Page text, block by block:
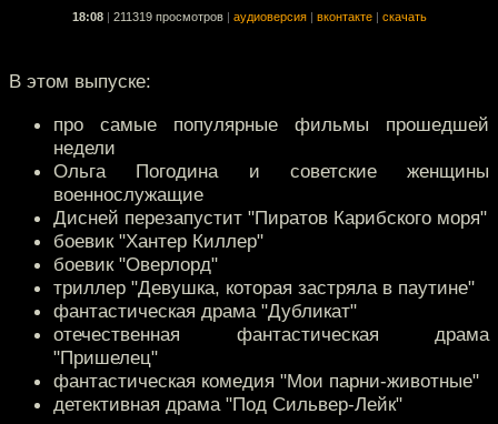
18:08 211319 просмотров аудиоверсия вконтакте скачать
В этом выпуске:
про самые популярные фильмы прошедшей
недели
Ольга Погодина и советские женщины
военнослужащие
Дисней перезапустит "Пиратов Карибского моря"
боевик "Хантер Киллер"
боевик "Оверлорд"
триллер "Девушка, которая застряла в паутине"
фантастическая драма "Дубликат"
отечественная фантастическая драма
"Пришелец"
фантастическая комедия "Мои парни-животные"
детективная драма "Под Сильвер-Лейк"